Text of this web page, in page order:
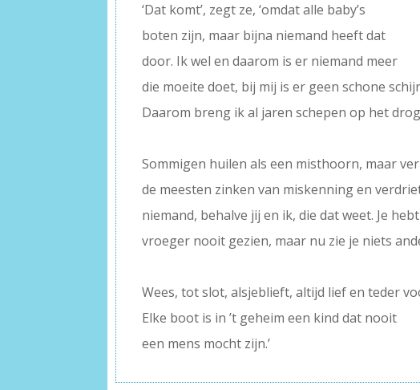
‘Dat komt’, zegt ze, ‘omdat alle baby’s
boten zijn, maar bijna niemand heeft dat
door. Ik wel en daarom is er niemand meer
die moeite doet, bij mij is er geen schone
Daarom breng ik al jaren schepen op het
Sommigen huilen als een misthoorn, maar
de meesten zinken van miskenning en
niemand, behalve jij en ik, die dat weet. Je
vroeger nooit gezien, maar nu zie je niets
Wees, tot slot, alsjeblieft, altijd lief en teder
Elke boot is in ’t geheim een kind dat nooit
een mens mocht zijn.’